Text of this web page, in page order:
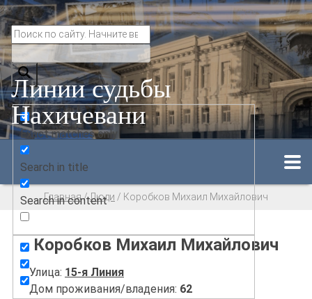
Линии судьбы
Нахичевани
Exact matches only
Search in title
Search in content
Главная/Люди / Коробков Михаил Михайлович
Коробков Михаил Михайлович
Улица: 15-я Линия
Дом проживания/владения: 62